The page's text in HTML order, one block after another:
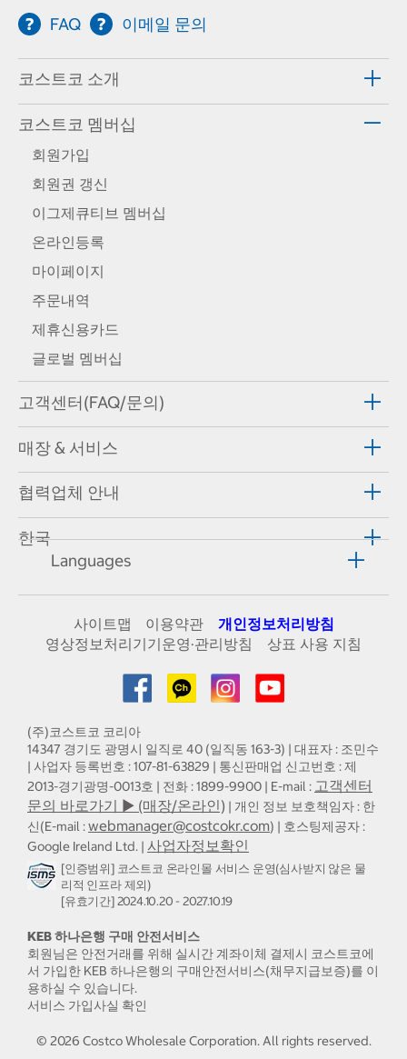
FAQ 이메일 문의
코스트코 소개
코스트코 멤버십
회원가입
회원권 갱신
이그제큐티브 멤버십
온라인등록
마이페이지
주문내역
제휴신용카드
글로벌 멤버십
고객센터(FAQ/문의)
매장 & 서비스
협력업체 안내
한국
Languages
사이트맵 이용약관
개인정보처리방침
영상정보처리기기운영·관리방침
상표 사용 지침
(주)코스트코 코리아
14347 경기도 광명시 일직로 40 (일직동 163-3) | 대표자 : 조민수
| 사업자 등록번호 : 107-81-63829 | 통신판매업 신고번호 : 제
2013-경기광명-0013호 | 전화 : 1899-9900 | E-mail : 고객센터
문의 바로가기 ▶ (매장/온라인) | 개인 정보 보호책임자 : 한
신(E-mail :webmanager@costcokr.com) | 호스팅제공자 :
Google Ireland Ltd. | 사업자정보확인
[인증범위] 코스트코 온라인몰 서비스 운영(심사받지 않은 물
리적 인프라 제외)
[유효기간] 2024.10.20 - 2027.10.19
KEB 하나은행 구매 안전서비스
회원님은 안전거래를 위해 실시간 계좌이체 결제시 코스트코에
서 가입한 KEB 하나은행의 구매안전서비스(채무지급보증)를 이
용하실 수 있습니다.
서비스 가입사실 확인
© 2026 Costco Wholesale Corporation.All rights reserved.